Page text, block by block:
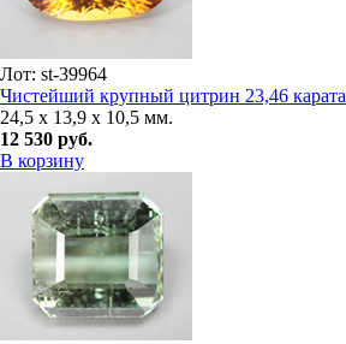
Лот: st-39964
Чистейший крупный цитрин 23,46 карата
24,5 x 13,9 x 10,5 мм.
12 530 руб.
В корзину